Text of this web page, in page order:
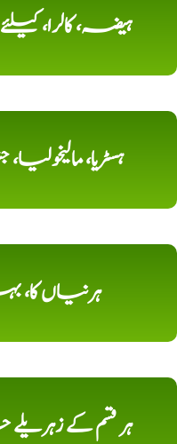
ہیضہ، کالرا،
ہسٹریا،
ہرنیاں کا،
ہر قسم کے زہریلے